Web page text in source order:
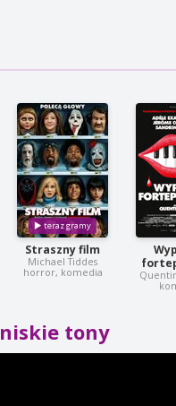
Straszny film
Michael Tiddes
horror, komedia
tony